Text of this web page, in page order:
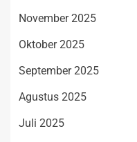
November 2025
Oktober 2025
September 2025
Agustus 2025
Juli 2025